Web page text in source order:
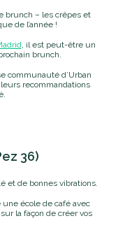
brunch – les crêpes et
de l’année !
, il est peut-être un
brunch.
communauté d’Urban
recommandations
36)
et de bonnes vibrations.
une école de café avec
la façon de créer vos